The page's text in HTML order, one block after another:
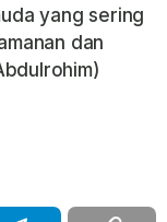
yang sering
dan